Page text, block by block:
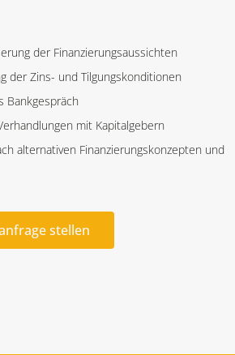
der Finanzierungsaussichten
der Zins- und Tilgungskonditionen
Bankgespräch
mit Kapitalgebern
alternativen Finanzierungskonzepten und
stellen